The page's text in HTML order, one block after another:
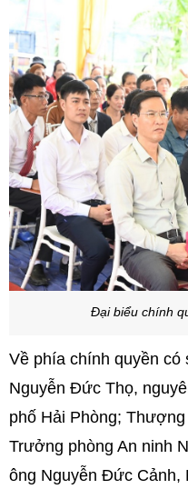
Đại biểu chính
Về phía chính quyền có
Nguyễn Đức Thọ,
phố Hải Phòng;
Trưởng phòng An ninh
ông Nguyễn Đức Cảnh,